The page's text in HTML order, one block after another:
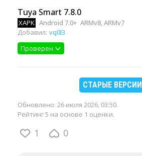
Tuya Smart 7.8.0
XAPK Android 7.0+ ARMv8, ARMv7
Добавил: vq0l3
Проверен
СТАРЫЕ ВЕРСИИ
Обновлено: 26 июля 2026, 03:50.
Рейтинг 5 на основе 1 оценки.
1 0